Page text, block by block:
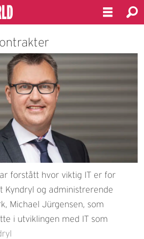
forstått hvor viktig IT er for
Kyndryl og administrerende
Michael Jürgensen, som
i utviklingen med IT som